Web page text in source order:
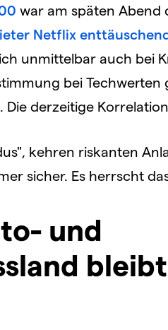
war am späten Abend
Netflix
unmittelbar auch bei
bei Techwerten
derzeitige
kehren riskanten
sicher. Es herrscht
und